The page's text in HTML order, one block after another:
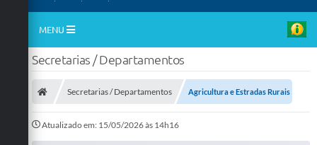
MENU
Inicio
A Nossa Cidade
Secretarias / Departamentos
Secretarias / Departamentos Agricultura e Estradas Rurais
Atualizado em: 15/05/2026 às 14h16